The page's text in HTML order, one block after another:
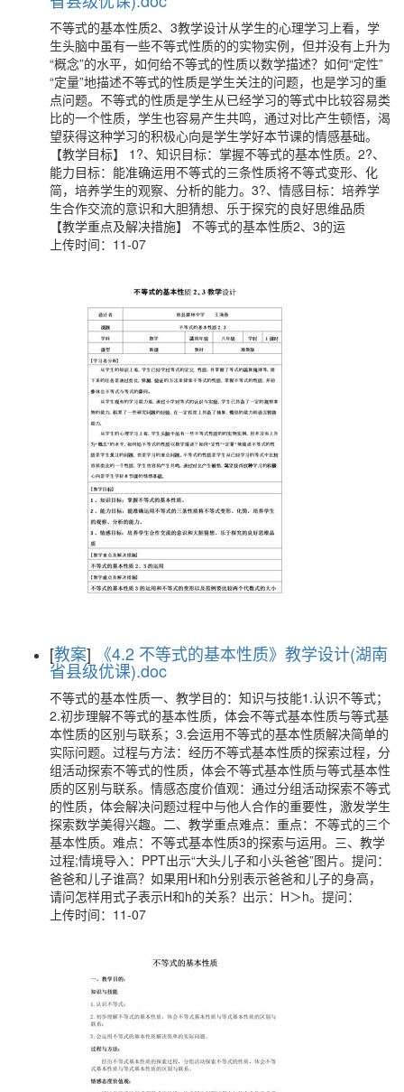
不等式的基本性质2、3教学设计从学生的心理学习上看，学
生头脑中虽有一些不等式性质的的实物实例，但并没有上升为
“概念”的水平，如何给不等式的性质以数学描述？如何“定性”
“定量”地描述不等式的性质是学生关注的问题，也是学习的重
点问题。不等式的性质是学生从已经学习的等式中比较容易类
比的一个性质，学生也容易产生共鸣，通过对比产生顿悟，渴
望获得这种学习的积极心向是学生学好本节课的情感基础。
【教学目标】 1?、知识目标：掌握不等式的基本性质。2?、
能力目标：能准确运用不等式的三条性质将不等式变形、化
简，培养学生的观察、分析的能力。3?、情感目标：培养学
生合作交流的意识和大胆猜想、乐于探究的良好思维品质
【教学重点及解决措施】 不等式的基本性质2、3的运
上传时间：11-07
[教案] 《4.2 不等式的基本性质》教学设计(湖南
省县级优课).doc
不等式的基本性质一、教学目的：知识与技能1.认识不等式；
2.初步理解不等式的基本性质，体会不等式基本性质与等式基
本性质的区别与联系；3.会运用不等式的基本性质解决简单的
实际问题。过程与方法：经历不等式基本性质的探索过程，分
组活动探索不等式的性质，体会不等式基本性质与等式基本性
质的区别与联系。情感态度价值观：通过分组活动探索不等式
的性质，体会解决问题过程中与他人合作的重要性，激发学生
探索数学美得兴趣。二、教学重点难点：重点：不等式的三个
基本性质。难点：不等式基本性质3的探索与运用。三、教学
过程;情境导入：PPT出示“大头儿子和小头爸爸”图片。提问：
爸爸和儿子谁高？如果用H和h分别表示爸爸和儿子的身高，
请问怎样用式子表示H和h的关系？出示：H＞h。提问：
上传时间：11-07